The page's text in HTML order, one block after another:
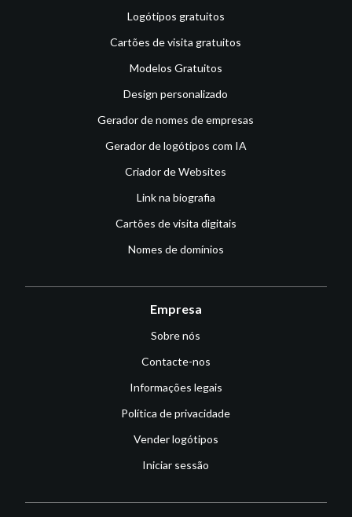
Logótipos gratuitos
Cartões de visita gratuitos
Modelos Gratuitos
Design personalizado
Gerador de nomes de empresas
Gerador de logótipos com IA
Criador de Websites
Link na biografia
Cartões de visita digitais
Nomes de domínios
Empresa
Sobre nós
Contacte-nos
Informações legais
Política de privacidade
Vender logótipos
Iniciar sessão